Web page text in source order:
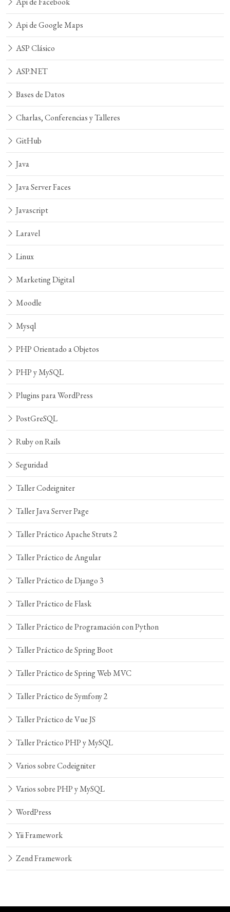
Api de Google Maps
ASP Clásico
ASP.NET
Bases de Datos
Charlas, Conferencias y Talleres
GitHub
Java
Java Server Faces
Javascript
Laravel
Linux
Marketing Digital
Moodle
Mysql
PHP Orientado a Objetos
PHP y MySQL
Plugins para WordPress
PostGreSQL
Ruby on Rails
Seguridad
Taller Codeigniter
Taller Java Server Page
Taller Práctico Apache Struts 2
Taller Práctico de Angular
Taller Práctico de Django 3
Taller Práctico de Flask
Taller Práctico de Programación con Python
Taller Práctico de Spring Boot
Taller Práctico de Spring Web MVC
Taller Práctico de Symfony 2
Taller Práctico de Vue JS
Taller Práctico PHP y MySQL
Varios sobre Codeigniter
Varios sobre PHP y MySQL
WordPress
Yii Framework
Zend Framework